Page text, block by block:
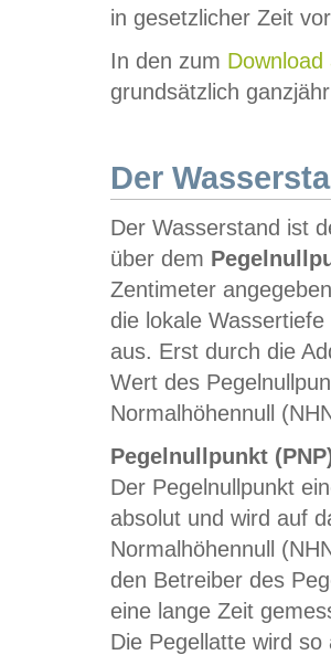
in gesetzlicher Zeit
In den zum Download
grundsätzlich
Der
Der Wasserstand ist
über dem
Zentimeter
die lokale
aus. Erst durch die
Wert des
Normalhöhennull
Pegelnullpunkt
Der Pegelnullpunkt
absolut und wird auf
Normalhöhennull
den Betreiber des
eine lange Zeit
Die Pegellatte wird